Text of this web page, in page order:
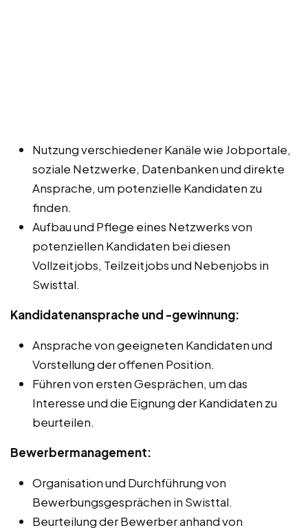
Nutzung verschiedener Kanäle wie Jobportale,
soziale Netzwerke, Datenbanken und direkte
Ansprache, um potenzielle Kandidaten zu
finden.
Aufbau und Pflege eines Netzwerks von
potenziellen Kandidaten bei diesen
Vollzeitjobs, Teilzeitjobs und Nebenjobs in
Swisttal.
Kandidatenansprache und -gewinnung:
Ansprache von geeigneten Kandidaten und
Vorstellung der offenen Position.
Führen von ersten Gesprächen, um das
Interesse und die Eignung der Kandidaten zu
beurteilen.
Bewerbermanagement:
Organisation und Durchführung von
Bewerbungsgesprächen in Swisttal.
Beurteilung der Bewerber anhand von